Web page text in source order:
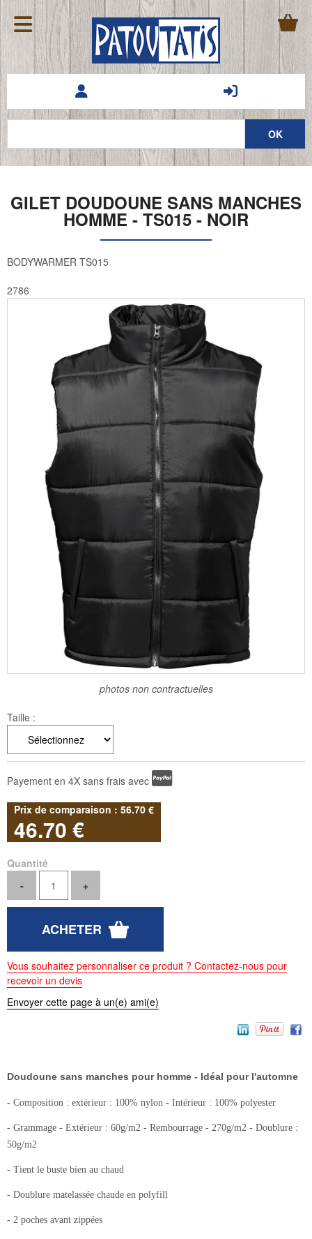
GILET DOUDOUNE SANS MANCHES
HOMME - TS015 - NOIR
BODYWARMER TS015
2786
photos non contractuelles
Taille :
Payement en 4X sans frais avec
56.70 €
46.70 €
Quantité
Vous souhaitez personnaliser ce produit ? Contactez-nous pour
recevoir un devis
Envoyer cette page à un(e) ami(e)
Doudoune sans manches pour homme - Idéal pour l'automne
- Composition : extérieur : 100% nylon - Intérieur : 100% polyester
- Grammage - Extérieur : 60g/m2 - Rembourrage - 270g/m2 - Doublure :
50g/m2
- Tient le buste bien au chaud
- Doublure matelassée chaude en polyfill
- 2 poches avant zippées